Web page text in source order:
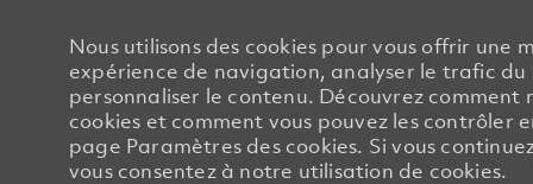
Nous utilisons des cookies pour vous offrir une
expérience de navigation, analyser le trafic du
personnaliser le contenu. Découvrez comment
cookies et comment vous pouvez les contrôler
page Paramètres des cookies. Si vous
vous consentez à notre utilisation de cookies.